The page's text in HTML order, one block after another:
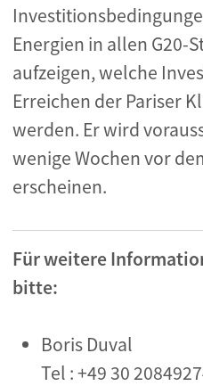
Energien in allen G20-
aufzeigen, welche
Erreichen der Pariser
werden. Er wird
wenige Wochen vor
erscheinen.
Für weitere
bitte:
Boris Duval
Tel : +49 30